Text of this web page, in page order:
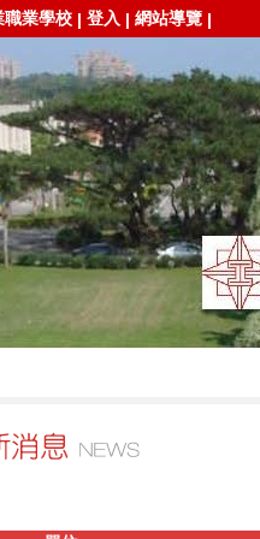
職業學校 | 登入 | 網站導覽 |